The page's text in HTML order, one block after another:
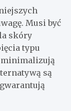
Musi być
skóry
typu
minimalizują
są